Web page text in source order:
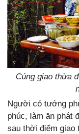
Cúng giao thừa
Người có tướng
phúc, làm ăn phát
sau thời điểm giao